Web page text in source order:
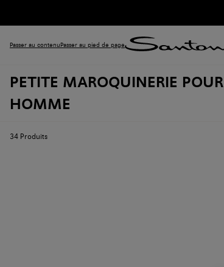
Passer au contenuPasser au pied de page
PETITE MAROQUINERIE POUR
HOMME
34 Produits